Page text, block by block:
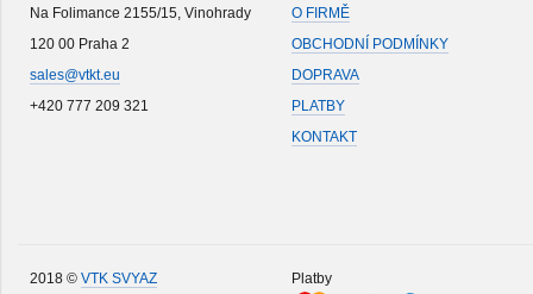
Na Folimance 2155/15, Vinohrady
120 00 Praha 2
sales@vtkt.eu
+420 777 209 321
O FIRMĚ
OBCHODNÍ PODMÍNKY
DOPRAVA
PLATBY
KONTAKT
2018 © VTK SVYAZ Platby